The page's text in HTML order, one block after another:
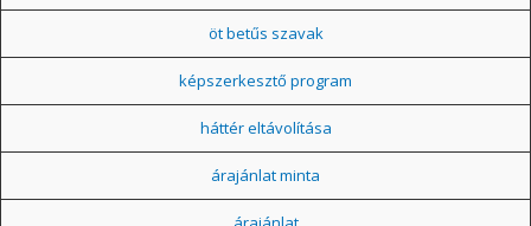
öt betűs szavak
képszerkesztő program
háttér eltávolítása
árajánlat minta